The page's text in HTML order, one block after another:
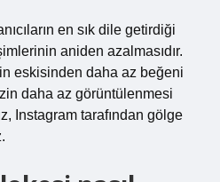
en sık dile getirdiği
aniden azalmasıdır.
eskisinden daha az beğeni
daha az görüntülenmesi
Instagram tarafından gölge